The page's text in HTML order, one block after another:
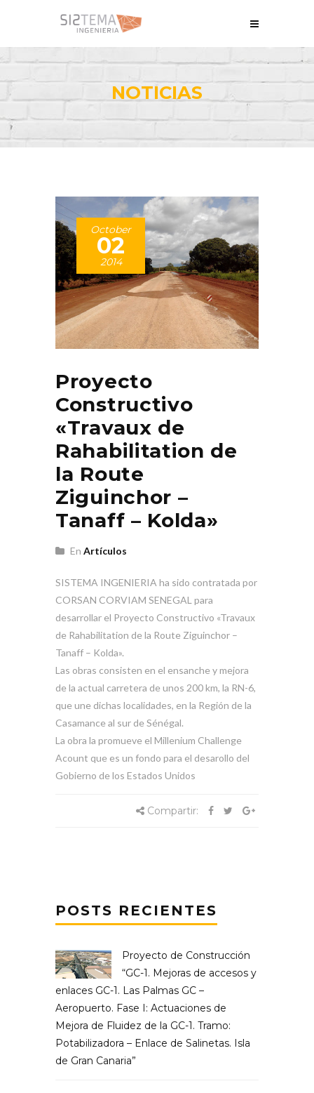
NOTICIAS
October
02
2014
Proyecto
Constructivo
«Travaux de
Rahabilitation de
la Route
Ziguinchor –
Tanaff – Kolda»
En Artículos
SISTEMA INGENIERIA ha sido contratada por
CORSAN CORVIAM SENEGAL para
desarrollar el Proyecto Constructivo «Travaux
de Rahabilitation de la Route Ziguinchor –
Tanaff – Kolda».
Las obras consisten en el ensanche y mejora
de la actual carretera de unos 200 km, la RN-6,
que une dichas localidades, en la Región de la
Casamance al sur de Sénégal.
La obra la promueve el Millenium Challenge
Acount que es un fondo para el desarollo del
Gobierno de los Estados Unidos
Compartir:
POSTS RECIENTES
Proyecto de Construcción
“GC-1. Mejoras de accesos y
enlaces GC-1. Las Palmas GC –
Aeropuerto. Fase I: Actuaciones de
Mejora de Fluidez de la GC-1. Tramo:
Potabilizadora – Enlace de Salinetas. Isla
de Gran Canaria”